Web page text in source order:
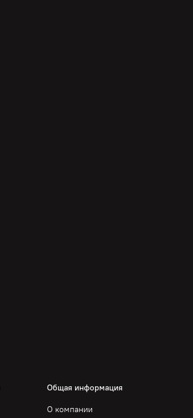
Общая информация
О компании